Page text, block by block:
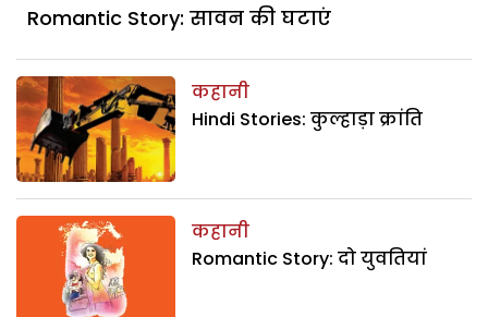
Romantic Story: सावन की घटाएं
कहानी
Hindi Stories: कुल्हाड़ा क्रांति
कहानी
Romantic Story: दो युवतियां